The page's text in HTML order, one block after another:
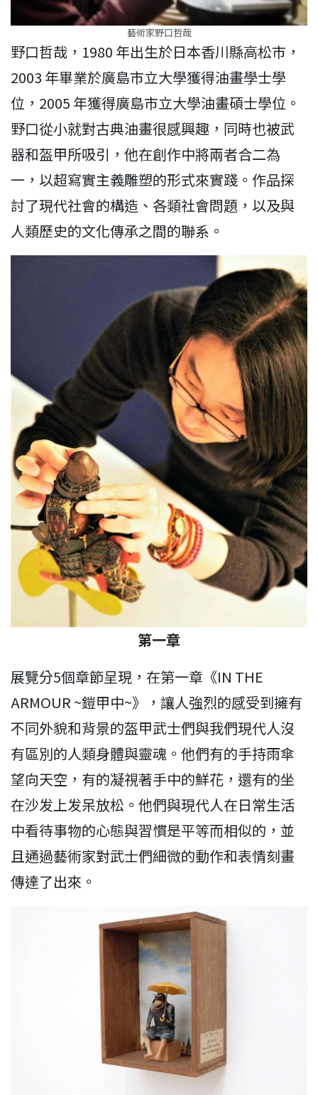
藝術家野口哲哉
野口哲哉，1980 年出生於日本香川縣高松市，
2003 年畢業於廣島市立大學獲得油畫學士學
位，2005 年獲得廣島市立大學油畫碩士學位。
野口從小就對古典油畫很感興趣，同時也被武
器和盔甲所吸引，他在創作中將兩者合二為
一，以超寫實主義雕塑的形式來實踐。作品探
討了現代社會的構造、各類社會問題，以及與
人類歷史的文化傳承之間的聯系。
第一章
展覽分5個章節呈現，在第一章《IN THE
ARMOUR ~鎧甲中~》，讓人強烈的感受到擁有
不同外貌和背景的盔甲武士們與我們現代人沒
有區別的人類身體與靈魂。他們有的手持雨傘
望向天空，有的凝視著手中的鮮花，還有的坐
在沙发上发呆放松。他們與現代人在日常生活
中看待事物的心態與習慣是平等而相似的，並
且通過藝術家對武士們細微的動作和表情刻畫
傳達了出來。